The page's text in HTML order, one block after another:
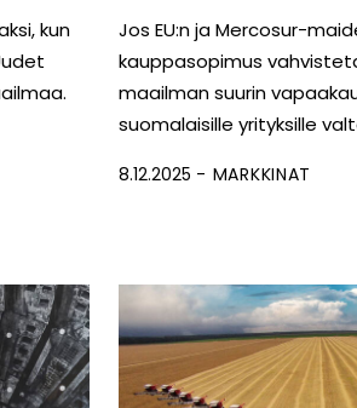
kun
Jos EU:n ja Mercosur-
kauppasopimus
maailman suurin
suomalaisille yrityksille
8.12.2025 MARKKINAT